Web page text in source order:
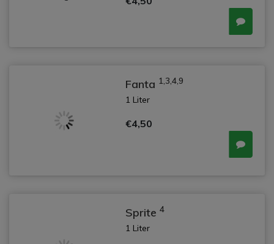
Fanta 1,3,4,9
1 Liter
€4,50
Sprite 4
1 Liter